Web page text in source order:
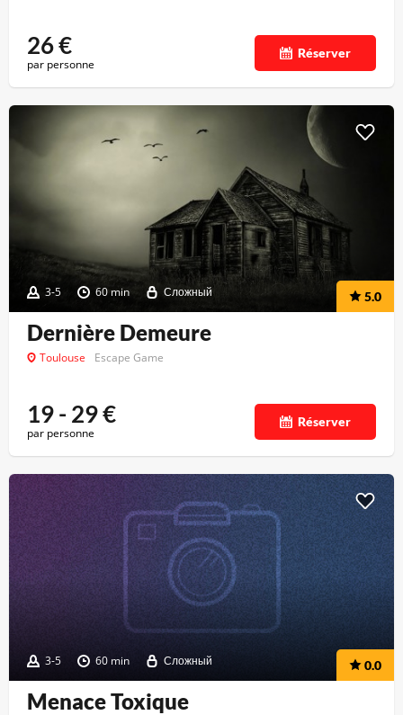
26€
par personne
Réserver
3-5 60 min Сложный 5.0
Dernière Demeure
Toulouse Escape Game
19 - 29€
par personne
Réserver
3-5 60 min Сложный 0.0
Menace Toxique